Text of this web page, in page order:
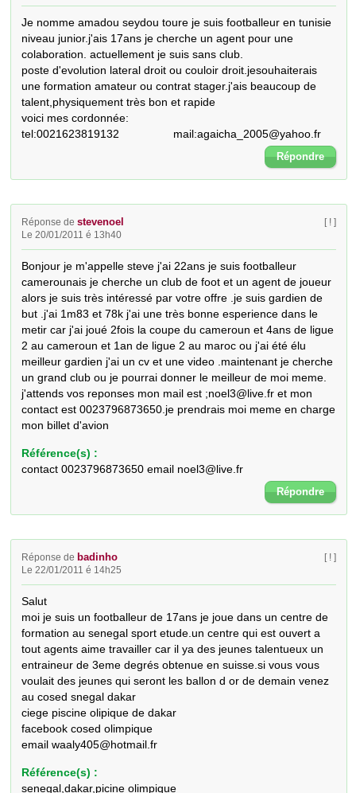
Je nomme amadou seydou toure je suis footballeur en tunisie
niveau junior.j'ais 17ans je cherche un agent pour une
colaboration. actuellement je suis sans club.
poste d'evolution lateral droit ou couloir droit.jesouhaiterais
une formation amateur ou contrat stager.j'ais beaucoup de
talent,physiquement très bon et rapide
voici mes cordonnée:
tel:0021623819132                 mail:agaicha_2005@yahoo.fr
Répondre
Réponse destevenoel
Le 20/01/2011 é 13h40
[ ! ]
Bonjour je m'appelle steve j'ai 22ans je suis footballeur
camerounais je cherche un club de foot et un agent de joueur
alors je suis très intéressé par votre offre .je suis gardien de
but .j'ai 1m83 et 78k j'ai une très bonne esperience dans le
metir car j'ai joué 2fois la coupe du cameroun et 4ans de ligue
2 au cameroun et 1an de ligue 2 au maroc ou j'ai été élu
meilleur gardien j'ai un cv et une video .maintenant je cherche
un grand club ou je pourrai donner le meilleur de moi meme.
j'attends vos reponses mon mail est ;noel3@live.fr et mon
contact est 0023796873650.je prendrais moi meme en charge
mon billet d'avion
Référence(s) :
contact 0023796873650 email noel3@live.fr
Répondre
Réponse de badinho
Le 22/01/2011 é 14h25
[ ! ]
Salut
moi je suis un footballeur de 17ans je joue dans un centre de
formation au senegal sport etude.un centre qui est ouvert a
tout agents aime travailler car il ya des jeunes talentueux un
entraineur de 3eme degrés obtenue en suisse.si vous vous
voulait des jeunes qui seront les ballon d or de demain venez
au cosed snegal dakar
ciege piscine olipique de dakar
facebook cosed olimpique
email waaly405@hotmail.fr
Référence(s) :
senegal,dakar,picine olimpique